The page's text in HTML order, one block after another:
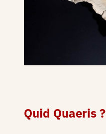
Quid Quaeris ?